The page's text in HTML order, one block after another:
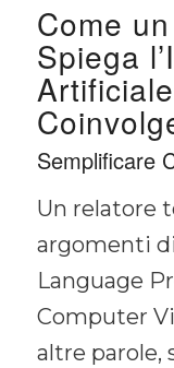
Come
Spiega
Semplificare
Un relatore
argomenti
Language
Computer
altre parole,